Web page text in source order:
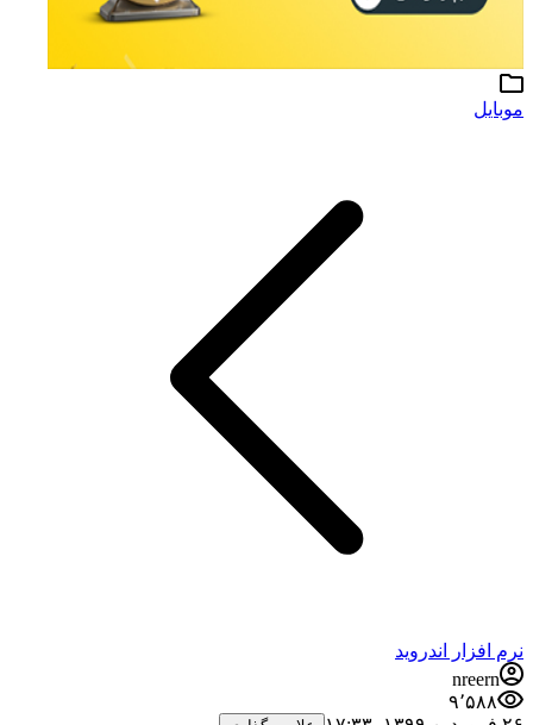
موبایل
نرم افزار اندروید
nreern
۹٬۵۸۸